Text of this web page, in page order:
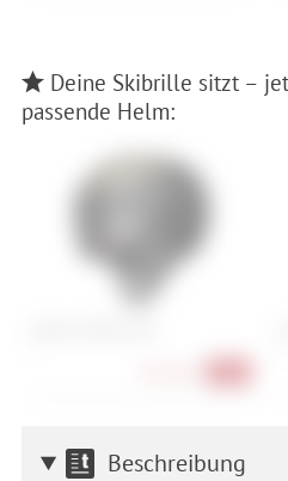
Deine Skibrille sitzt –
passende Helm:
Beschreibung